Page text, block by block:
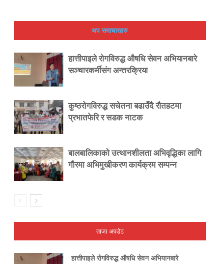
थप समाचारहरु
हात्तीपाइले रोगविरुद्ध औषधि सेवन अभियानबारे
सञ्चारकर्मीसंग अन्तरक्रिया
कुष्ठरोगविरुद्ध सचेतना बढाउँदै रौतहटमा
प्रभातफेरि र सडक नाटक
बालबालिकाको उत्थानशीलता अभिवृद्धिका लागि
गौरमा अभिमुखीकरण कार्यक्रम सम्पन्न
ताजा अपडेट
हात्तीपाइले रोगविरुद्ध औषधि सेवन अभियानबारे